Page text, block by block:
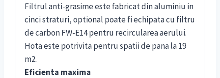
Filtrul anti-grasime este fabricat din aluminiu in
cinci straturi, optional poate fi echipata cu filtru
de carbon FW-Е14 pentru recircularea aerului.
Hota este potrivita pentru spatii de pana la 19
m2.
Eficienta maxima